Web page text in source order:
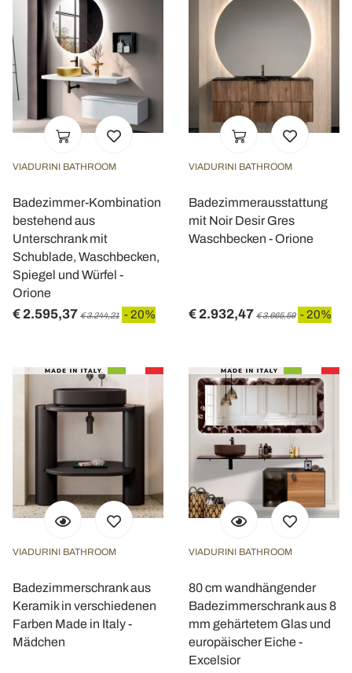
VIADURINI BATHROOM
Badezimmer-Kombination
bestehend aus
Unterschrank mit
Schublade, Waschbecken,
Spiegel und Würfel -
Orione
€ 2.595,37 € 3.244,21 - 20%
VIADURINI BATHROOM
Badezimmerausstattung
mit Noir Desir Gres
Waschbecken - Orione
€ 2.932,47 € 3.665,59 - 20%
VIADURINI BATHROOM
Badezimmerschrank aus
Keramik in verschiedenen
Farben Made in Italy -
Mädchen
VIADURINI BATHROOM
80 cm wandhängender
Badezimmerschrank aus 8
mm gehärtetem Glas und
europäischer Eiche -
Excelsior